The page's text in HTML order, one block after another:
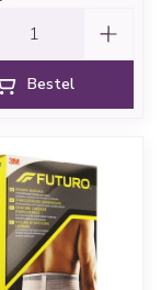
Bestel